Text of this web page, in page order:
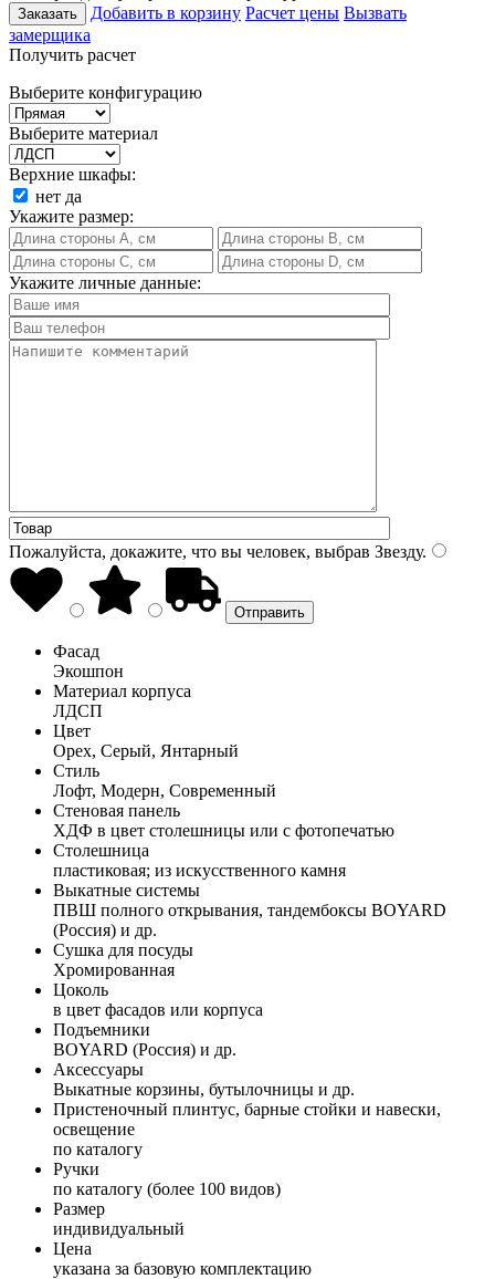
Заказать Добавить в корзину Расчет цены Вызвать
замерщика
Получить расчет
Выберите конфигурацию
Выберите материал
Верхние шкафы:
нет да
Укажите размер:
Укажите личные данные:
Пожалуйста, докажите, что вы человек, выбрав Звезду.
Фасад
Экошпон
Материал корпуса
ЛДСП
Цвет
Орех, Серый, Янтарный
Стиль
Лофт, Модерн, Современный
Стеновая панель
ХДФ в цвет столешницы или с фотопечатью
Столешница
пластиковая; из искусственного камня
Выкатные системы
ПВШ полного открывания, тандембоксы BOYARD
(Россия) и др.
Сушка для посуды
Хромированная
Цоколь
в цвет фасадов или корпуса
Подъемники
BOYARD (Россия) и др.
Аксессуары
Выкатные корзины, бутылочницы и др.
Пристеночный плинтус, барные стойки и навески,
освещение
по каталогу
Ручки
по каталогу (более 100 видов)
Размер
индивидуальный
Цена
указана за базовую комплектацию